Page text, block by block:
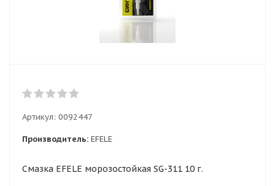
Артикул: 0092447
Производитель: EFELE
Смазка EFELE морозостойкая SG-311 10 г.